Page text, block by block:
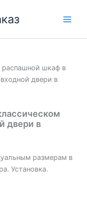
шкаф в
двери в
двери в
размерам в
Установка.